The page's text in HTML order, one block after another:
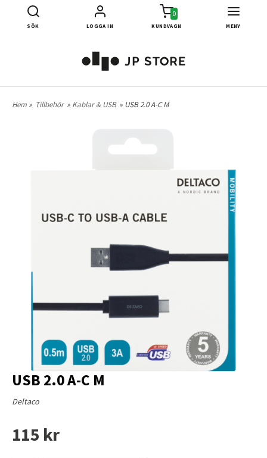
SÖK LOGGA IN
0
KUNDVAGN MENY
Hem » Tillbehör » Kablar & USB » USB 2.0 A-C M
USB 2.0 A-C M
Deltaco
115 kr